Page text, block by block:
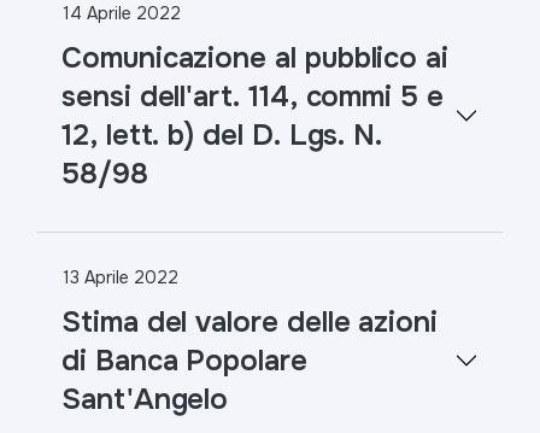
14 Aprile 2022
Comunicazione al pubblico ai
sensi dell'art. 114, commi 5 e
12, lett. b) del D. Lgs. N.
58/98
13 Aprile 2022
Stima del valore delle azioni
di Banca Popolare
Sant'Angelo